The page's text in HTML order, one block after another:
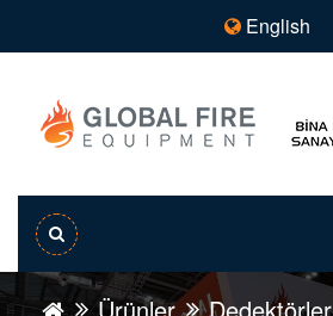
English